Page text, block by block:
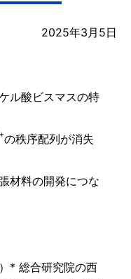
2025年3月5日
ル酸ビスマスの特
の秩序配列が消失
材料の開発につな
* 総合研究院の西